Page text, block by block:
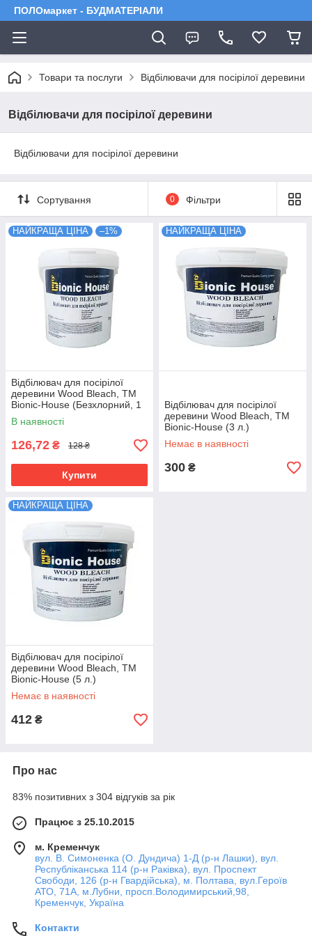
ПОЛОмаркет - БУДМАТЕРІАЛИ
Товари та послуги Відбілювачи для посірілої деревини
Відбілювачи для посірілої деревини
Відбілювачи для посірілої деревини
Сортування 0 Фільтри
НАЙКРАЩА ЦІНА –1%
Відбілювач для посірілої
деревини Wood Bleach, TM
Bionic-House (Безхлорний, 1
л.)
В наявності
126,72 ₴ 128 ₴
Купити
НАЙКРАЩА ЦІНА
Відбілювач для посірілої
деревини Wood Bleach, TM
Bionic-House (3 л.)
Немає в наявності
300 ₴
НАЙКРАЩА ЦІНА
Відбілювач для посірілої
деревини Wood Bleach, TM
Bionic-House (5 л.)
Немає в наявності
412 ₴
Про нас
83% позитивних з 304 відгуків за рік
Працює з 25.10.2015
м. Кременчук
вул. В. Симоненка (О. Дундича) 1-Д (р-н Лашки), вул.
Республіканська 114 (р-н Раківка), вул. Проспект
Свободи, 126 (р-н Гвардійська), м. Полтава, вул.Героїв
АТО, 71А, м.Лубни, просп.Володимирський,98,
Кременчук, Україна
Контакти